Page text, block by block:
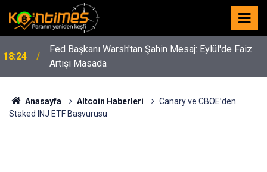
18:24
Fed Başkanı Warsh'tan Şahin Mesaj: Eylül'de Faiz
Artışı Masada
Anasayfa Altcoin Haberleri
Canary ve CBOE’den
Staked INJ ETF Başvurusu